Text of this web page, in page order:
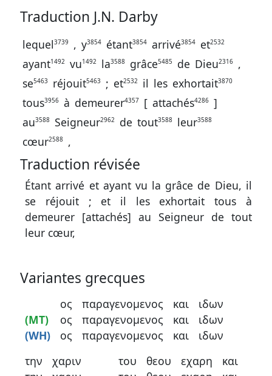
Traduction J.N. Darby
lequel3739 , y3854 étant3854 arrivé3854 et2532
ayant1492 vu1492 la3588 grâce5485 de Dieu2316
,
se5463 réjouit5463 ; et2532 il les exhortait3870
tous3956 à demeurer4357 [ attachés4286 ]
au3588 Seigneur2962 de tout3588 leur3588
cœur2588 ,
Traduction révisée
Étant arrivé et ayant vu la grâce de Dieu, il
se réjouit ; et il les exhortait tous à
demeurer [attachés] au Seigneur de tout
leur cœur,
Variantes grecques
(MT)
(WH)
ος
ος
ος
παραγενομενος
παραγενομενος
παραγενομενος
και
και
και
ιδων
ιδων
ιδων
την
χαριν
του
θεου
εχαρη
και
du
site